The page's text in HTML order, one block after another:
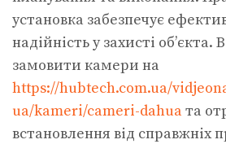
установка забезпечує
надійність у захисті об’єкта.
замовити камери на
https://hubtech.com.ua/
ua/kameri/cameri-dahuaта
встановлення від справжніх